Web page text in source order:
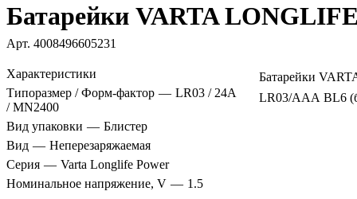
Батарейки VARTA
Арт. 4008496605231
Характеристики
Типоразмер / Форм-фактор — LR03 / 24A
/ MN2400
Вид упаковки — Блистер
Вид — Неперезаряжаемая
Серия — Varta Longlife Power
Номинальное напряжение, V — 1.5
Батарейки
LR03/ААА BL6